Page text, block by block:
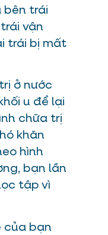
bên trái
vận
trái bị mất
ở nước
u để lại
chữa trị
khăn
hình
bạn lần
tập vì
của bạn